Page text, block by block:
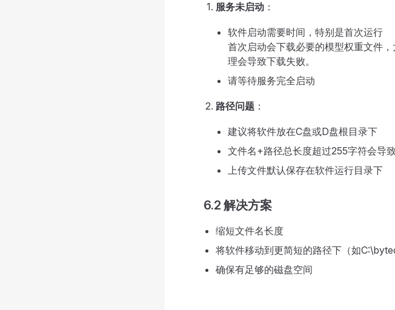
服务未启动 ：
软件启动需要时间，特别是首次运行
首次启动会下载必要的模型权重文件
理会导致下载失败。
请等待服务完全启动
路径问题 ：
建议将软件放在C盘或D盘根目录下
文件名+路径总长度超过255字符会导
上传文件默认保存在软件运行目录下
6.2 解决方案
缩短文件名长度
将软件移动到更简短的路径下（如
确保有足够的磁盘空间